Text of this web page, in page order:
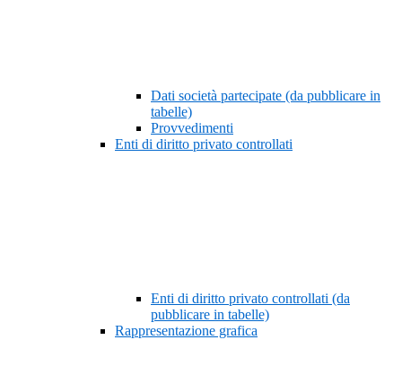
Dati società partecipate (da pubblicare in
tabelle)
Provvedimenti
Enti di diritto privato controllati
Enti di diritto privato controllati (da
pubblicare in tabelle)
Rappresentazione grafica